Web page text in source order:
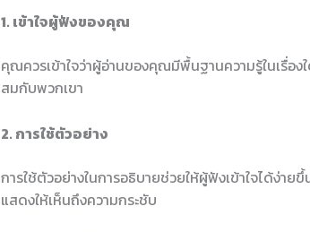
1. เข้าใจผู้ฟังของคุณ
คุณควรเข้าใจว่าผู้อ่านของคุณมีพื้นฐานความรู้ในเรื่อง
สมกับพวกเขา
2. การใช้ตัวอย่าง
การใช้ตัวอย่างในการอธิบายช่วยให้ผู้ฟังเข้าใจได้ง่าย
แสดงให้เห็นถึงความกระชับ